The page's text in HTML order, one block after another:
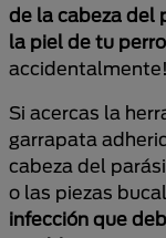
de la cabeza del
la piel de tu perro
accidentalmente!
Si acercas la
garrapata
cabeza del
o las piezas
infección que